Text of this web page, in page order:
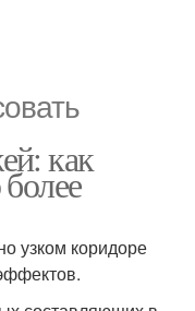
как
узком коридоре